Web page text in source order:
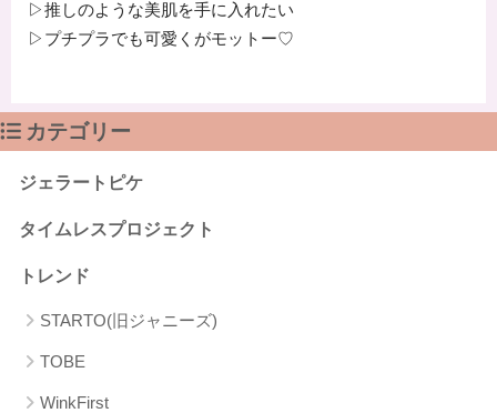
▷推しのような美肌を手に入れたい
▷プチプラでも可愛くがモットー♡
カテゴリー
ジェラートピケ
タイムレスプロジェクト
トレンド
STARTO(旧ジャニーズ)
TOBE
WinkFirst